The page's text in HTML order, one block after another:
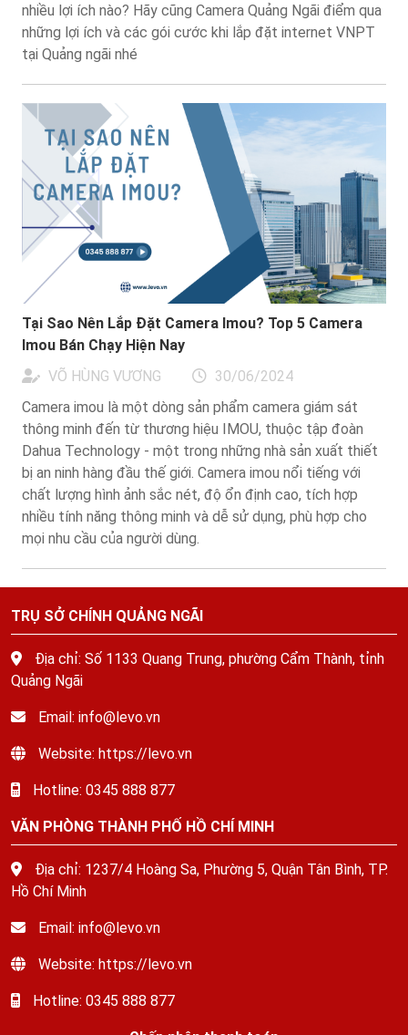
nhiều lợi ích nào? Hãy cũng Camera Quảng Ngãi điểm qua
những lợi ích và các gói cước khi lắp đặt internet VNPT
tại Quảng ngãi nhé
Tại Sao Nên Lắp Đặt Camera Imou? Top 5 Camera
Imou Bán Chạy Hiện Nay
VÕ HÙNG VƯƠNG
30/06/2024
Camera imou là một dòng sản phẩm camera giám sát
thông minh đến từ thương hiệu IMOU, thuộc tập đoàn
Dahua Technology - một trong những nhà sản xuất thiết
bị an ninh hàng đầu thế giới. Camera imou nổi tiếng với
chất lượng hình ảnh sắc nét, độ ổn định cao, tích hợp
nhiều tính năng thông minh và dễ sử dụng, phù hợp cho
mọi nhu cầu của người dùng.
TRỤ SỞ CHÍNH QUẢNG NGÃI
Địa chỉ: Số 1133 Quang Trung, phường Cẩm Thành, tỉnh
Quảng Ngãi
Email: info@levo.vn
Website: https://levo.vn
Hotline: 0345 888 877
VĂN PHÒNG THÀNH PHỐ HỒ CHÍ MINH
Địa chỉ: 1237/4 Hoàng Sa, Phường 5, Quận Tân Bình, TP.
Hồ Chí Minh
Email: info@levo.vn
Website: https://levo.vn
Hotline: 0345 888 877